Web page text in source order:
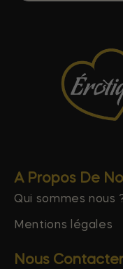
A Propos De
Qui sommes nous
Mentions légales
Nous Contacter